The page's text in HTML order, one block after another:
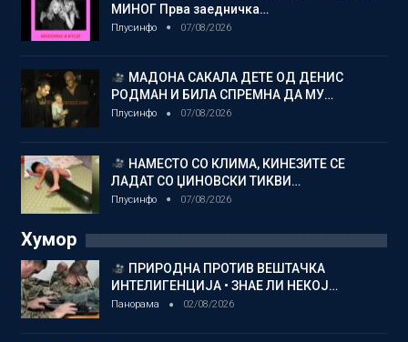
МИНОГ Прва заедничка…
Плусинфо 07/08/2026
МАДОНА САКАЛА ДЕТЕ ОД ДЕНИС
РОДМАН И БИЛА СПРЕМНА ДА МУ…
Плусинфо 07/08/2026
НАМЕСТО СО КЛИМА, КИНЕЗИТЕ СЕ
ЛАДАТ СО ЏИНОВСКИ ТИКВИ…
Плусинфо 07/08/2026
Хумор
ПРИРОДНА ПРОТИВ ВЕШТАЧКА
ИНТЕЛИГЕНЦИЈА • ЗНАЕ ЛИ НЕКОЈ…
Панорама 02/08/2026